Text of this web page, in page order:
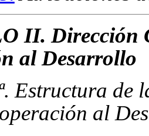
II. Dirección
al Desarrollo
Estructura
al